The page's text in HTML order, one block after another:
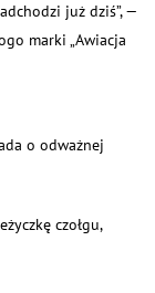
już dziś”, —
marki „Awiacja
o odważnej
czołgu,